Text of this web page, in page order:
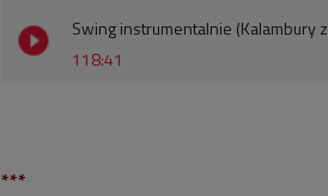
118:41
Swing instrumentalnie (Kalambury
***